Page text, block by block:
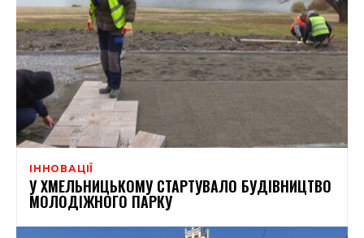
ІННОВАЦІЇ
У ХМЕЛЬНИЦЬКОМУ СТАРТУВАЛО БУДІВНИЦТВО
МОЛОДІЖНОГО ПАРКУ